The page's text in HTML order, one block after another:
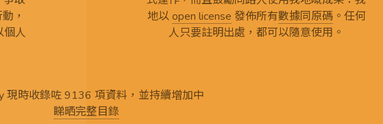
，
個人
地以open license 發佈所有數據同原碼。任何
人只要註明出處，都可以隨意使用。
現時收錄咗 9136 項資料，並持續增加中
睇晒完整目錄